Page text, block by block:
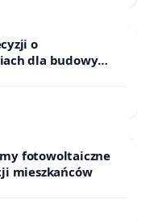
o
dla budowy
„Krynki” w
mieszkańców i
fotowoltaiczne
mieszkańców